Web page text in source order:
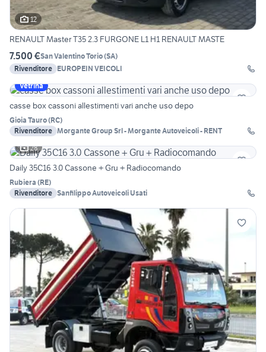
12
RENAULT Master T35 2.3 FURGONE L1 H1 RENAULT MASTE
7.500 €San Valentino Torio(SA)
Rivenditore EUROPEIN VEICOLI
Vetrina
casse box cassoni allestimenti vari anche uso depo
Gioia Tauro(RC)
Rivenditore Morgante Group Srl - Morgante Autoveicoli - RENT
28
Daily 35C16 3.0 Cassone + Gru + Radiocomando
Rubiera (RE)
Rivenditore Sanfilippo Autoveicoli Usati